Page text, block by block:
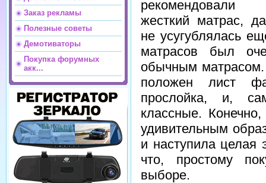
Заказ рекламы
Полезные советы
Демотиваторы
Покупка форумных
акк...
рекомендовали
жесткий матрас,
не усугублялась
матрасов был
обычным
положен лист
прослойка, и,
классные.
удивительным
и наступила целая
что, простому
выборе.